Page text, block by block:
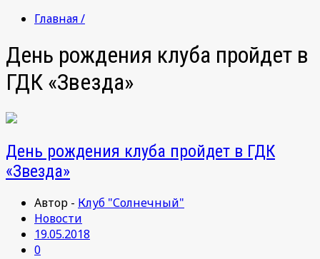
Главная /
День рождения клуба пройдет в
ГДК «Звезда»
День рождения клуба пройдет в ГДК
«Звезда»
Автор - Клуб "Солнечный"
Новости
19.05.2018
0